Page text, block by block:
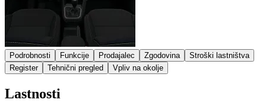
Podrobnosti Funkcije Prodajalec Zgodovina
Stroški lastništva
Register
Tehnični pregled Vpliv na okolje
Lastnosti